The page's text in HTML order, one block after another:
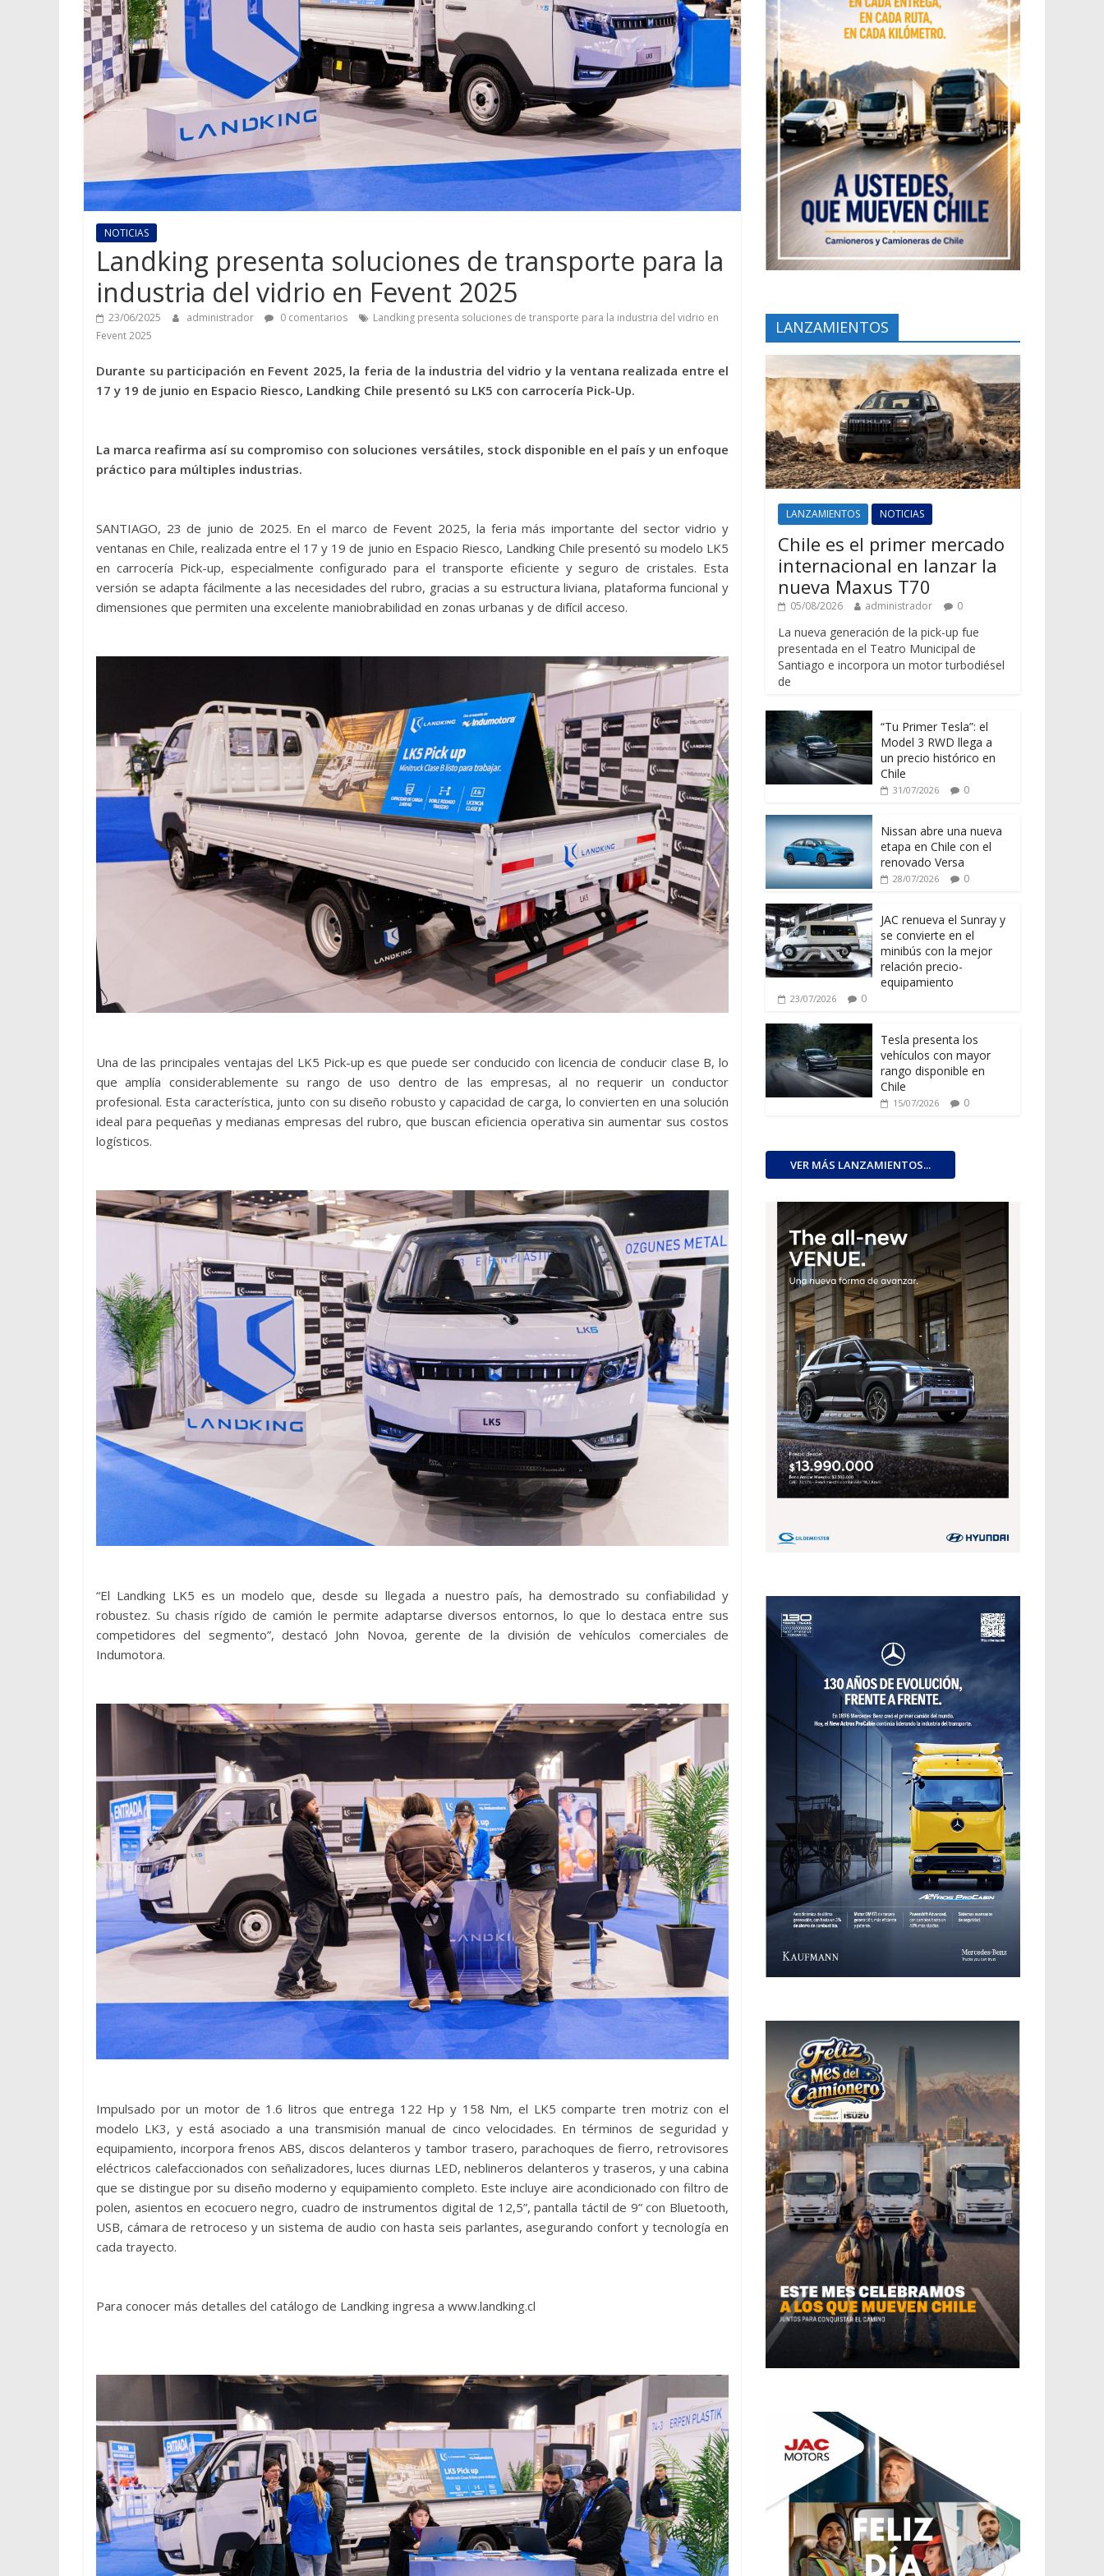
NOTICIAS
Landking presenta soluciones de transporte para la
industria del vidrio en Fevent 2025
23/06/2025 administrador 0 comentarios
Landking presenta soluciones de transporte para la industria del vidrio en
Fevent 2025
Durante su participación en Fevent 2025, la feria de la industria del vidrio y la ventana realizada entre el
17 y 19 de junio en Espacio Riesco, Landking Chile presentó su LK5 con carrocería Pick-Up.
La marca reafirma así su compromiso con soluciones versátiles, stock disponible en el país y un enfoque
práctico para múltiples industrias.
SANTIAGO, 23 de junio de 2025. En el marco de Fevent 2025, la feria más importante del sector vidrio y
ventanas en Chile, realizada entre el 17 y 19 de junio en Espacio Riesco, Landking Chile presentó su modelo LK5
en carrocería Pick-up, especialmente configurado para el transporte eficiente y seguro de cristales. Esta
versión se adapta fácilmente a las necesidades del rubro, gracias a su estructura liviana, plataforma funcional y
dimensiones que permiten una excelente maniobrabilidad en zonas urbanas y de difícil acceso.
Una de las principales ventajas del LK5 Pick-up es que puede ser conducido con licencia de conducir clase B, lo
que amplía considerablemente su rango de uso dentro de las empresas, al no requerir un conductor
profesional. Esta característica, junto con su diseño robusto y capacidad de carga, lo convierten en una solución
ideal para pequeñas y medianas empresas del rubro, que buscan eficiencia operativa sin aumentar sus costos
logísticos.
“El Landking LK5 es un modelo que, desde su llegada a nuestro país, ha demostrado su confiabilidad y
robustez. Su chasis rígido de camión le permite adaptarse diversos entornos, lo que lo destaca entre sus
competidores del segmento”, destacó John Novoa, gerente de la división de vehículos comerciales de
Indumotora.
Impulsado por un motor de 1.6 litros que entrega 122 Hp y 158 Nm, el LK5 comparte tren motriz con el
modelo LK3, y está asociado a una transmisión manual de cinco velocidades. En términos de seguridad y
equipamiento, incorpora frenos ABS, discos delanteros y tambor trasero, parachoques de fierro, retrovisores
eléctricos calefaccionados con señalizadores, luces diurnas LED, neblineros delanteros y traseros, y una cabina
que se distingue por su diseño moderno y equipamiento completo. Este incluye aire acondicionado con filtro de
polen, asientos en ecocuero negro, cuadro de instrumentos digital de 12,5”, pantalla táctil de 9” con Bluetooth,
USB, cámara de retroceso y un sistema de audio con hasta seis parlantes, asegurando confort y tecnología en
cada trayecto.
Para conocer más detalles del catálogo de Landking ingresa a www.landking.cl
LANZAMIENTOS
LANZAMIENTOS NOTICIAS
Chile es el primer mercado
internacional en lanzar la
nueva Maxus T70
05/08/2026 administrador 0
La nueva generación de la pick-up fue
presentada en el Teatro Municipal de
Santiago e incorpora un motor turbodiésel
de
“Tu Primer Tesla”: el
Model 3 RWD llega a
un precio histórico en
Chile
31/07/2026 0
Nissan abre una nueva
etapa en Chile con el
renovado Versa
28/07/2026 0
JAC renueva el Sunray y
se convierte en el
minibús con la mejor
relación precio-
equipamiento
23/07/2026 0
Tesla presenta los
vehículos con mayor
rango disponible en
Chile
15/07/2026 0
VER MÁS LANZAMIENTOS...